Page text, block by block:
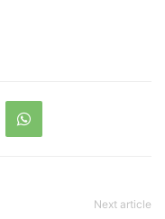
Next article